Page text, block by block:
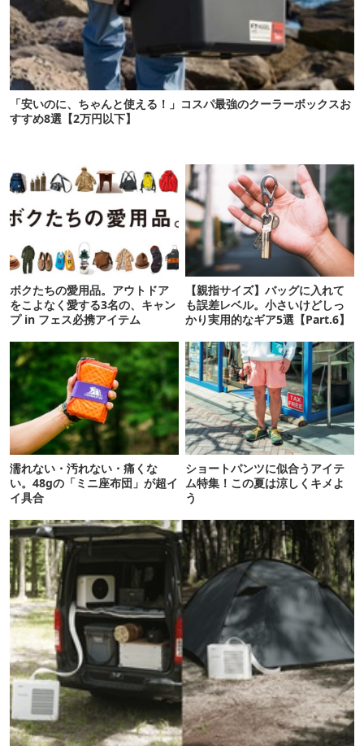
「安いのに、ちゃんと使える！」コスパ最強のクーラーボックスお
すすめ8選【2万円以下】
ボクたちの愛用品。アウトドア
をこよなく愛する3名の、キャン
プ in フェス必携アイテム
【親指サイズ】バッグに入れて
も誤差レベル。小さいけどしっ
かり実用的なギア5選【Part.6】
濡れない・汚れない・痛くな
い。48gの「ミニ座布団」が超イ
イ具合
ショートパンツに似合うアイテ
ム特集！この夏は涼しくキメよ
う